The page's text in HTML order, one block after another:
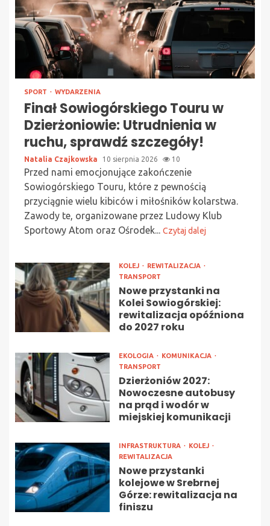
SPORT WYDARZENIA
Finał Sowiogórskiego Touru w
Dzierżoniowie: Utrudnienia w
ruchu, sprawdź szczegóły!
Natalia Czajkowska 10 sierpnia 2026 10
Przed nami emocjonujące zakończenie
Sowiogórskiego Touru, które z pewnością
przyciągnie wielu kibiców i miłośników kolarstwa.
Zawody te, organizowane przez Ludowy Klub
Sportowy Atom oraz Ośrodek... Czytaj dalej
KOLEJ
REWITALIZACJA
TRANSPORT
Nowe przystanki na
Kolei Sowiogórskiej:
rewitalizacja opóźniona
do 2027 roku
EKOLOGIA
KOMUNIKACJA
TRANSPORT
Dzierżoniów 2027:
Nowoczesne autobusy
na prąd i wodór w
miejskiej komunikacji
INFRASTRUKTURA
KOLEJ
REWITALIZACJA
Nowe przystanki
kolejowe w Srebrnej
Górze: rewitalizacja na
finiszu